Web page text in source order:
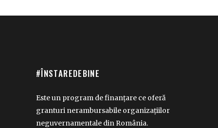
#ÎNSTAREDEBINE
Este un program de finanțare ce oferă
granturi nerambursabile organizațiilor
neguvernamentale din România.